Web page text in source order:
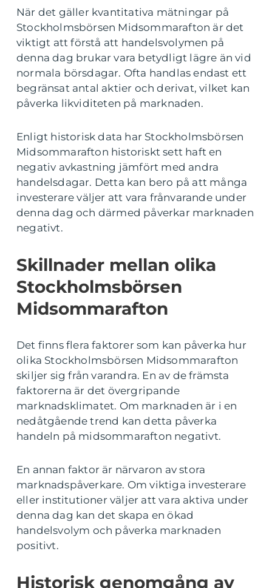
När det gäller kvantitativa mätningar på
Stockholmsbörsen Midsommarafton är det
viktigt att förstå att handelsvolymen på
denna dag brukar vara betydligt lägre än vid
normala börsdagar. Ofta handlas endast ett
begränsat antal aktier och derivat, vilket kan
påverka likviditeten på marknaden.
Enligt historisk data har Stockholmsbörsen
Midsommarafton historiskt sett haft en
negativ avkastning jämfört med andra
handelsdagar. Detta kan bero på att många
investerare väljer att vara frånvarande under
denna dag och därmed påverkar marknaden
negativt.
Skillnader mellan olika
Stockholmsbörsen
Midsommarafton
Det finns flera faktorer som kan påverka hur
olika Stockholmsbörsen Midsommarafton
skiljer sig från varandra. En av de främsta
faktorerna är det övergripande
marknadsklimatet. Om marknaden är i en
nedåtgående trend kan detta påverka
handeln på midsommarafton negativt.
En annan faktor är närvaron av stora
marknadspåverkare. Om viktiga investerare
eller institutioner väljer att vara aktiva under
denna dag kan det skapa en ökad
handelsvolym och påverka marknaden
positivt.
Historisk genomgång av